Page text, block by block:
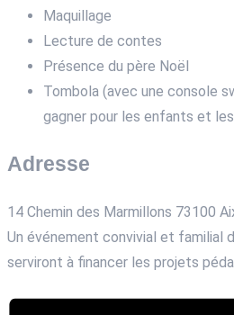
Maquillage
Lecture de contes
Présence du père Noël
Tombola (avec une console
gagner pour les enfants et
Adresse
14 Chemin des Marmillons 73100
Un événement convivial et familial
serviront à financer les projets